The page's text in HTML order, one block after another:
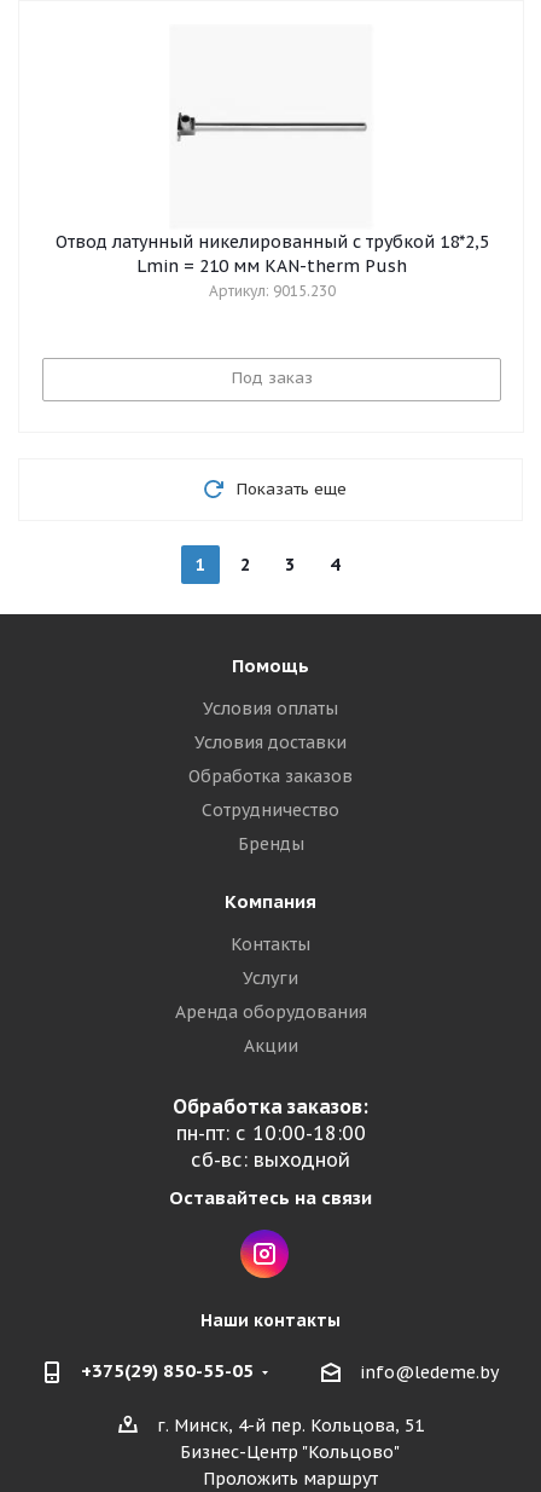
Отвод латунный никелированный с трубкой 18*2,5
Lmin = 210 мм KAN-therm Push
Артикул: 9015.230
Под заказ
Показать еще
1 2 3 4
Помощь
Условия оплаты
Условия доставки
Обработка заказов
Сотрудничество
Бренды
Компания
Контакты
Услуги
Аренда оборудования
Акции
Обработка заказов:
пн-пт: с 10:00-18:00
сб-вс: выходной
Оставайтесь на связи
Наши контакты
+375(29) 850-55-05 info@ledeme.by
г. Минск, 4-й пер. Кольцова, 51
Бизнес-Центр "Кольцово"
Проложить маршрут